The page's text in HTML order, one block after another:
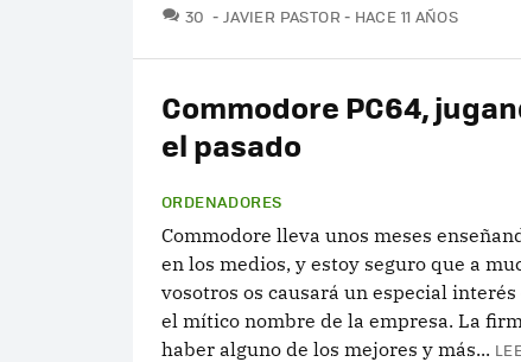
30 COMENTARIOS
JAVIER PASTOR HACE 11 AÑOS
Commodore PC64,
el pasado
ORDENADORES
Commodore lleva unos meses
en los medios, y estoy seguro que a
vosotros os causará un especial
el mítico nombre de la empresa. La
haber alguno de los mejores y más...